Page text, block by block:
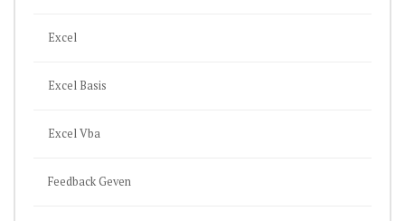
Excel
Excel Basis
Excel Vba
Feedback Geven